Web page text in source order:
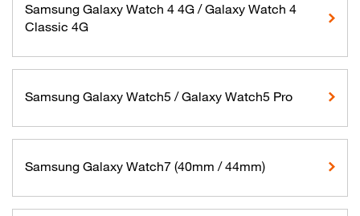
Samsung Galaxy Watch 4 4G / Galaxy Watch 4
Classic 4G
Samsung Galaxy Watch5 / Galaxy Watch5 Pro
Samsung Galaxy Watch7 (40mm / 44mm)